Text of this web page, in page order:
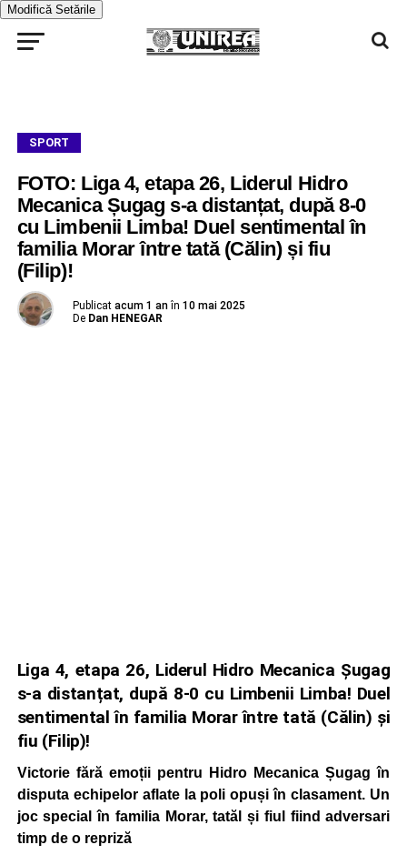
Modifică Setările
SPORT
FOTO: Liga 4, etapa 26, Liderul Hidro
Mecanica Șugag s-a distanțat, după 8-0
cu Limbenii Limba! Duel sentimental în
familia Morar între tată (Călin) și fiu
(Filip)!
Publicat acum 1 an în 10 mai 2025
De Dan HENEGAR
Liga 4, etapa 26, Liderul Hidro Mecanica Șugag
s-a distanțat, după 8-0 cu Limbenii Limba! Duel
sentimental în familia Morar între tată (Călin) și
fiu (Filip)!
Victorie fără emoții pentru Hidro Mecanica Șugag în
disputa echipelor aflate la poli opuși în clasament. Un
joc special în familia Morar, tatăl și fiul fiind adversari
timp de o repriză